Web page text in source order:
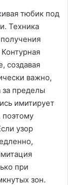
тюбик под
Техника
создавая
важно,
пределы
имитирует
поэтому
узор
при
зон.